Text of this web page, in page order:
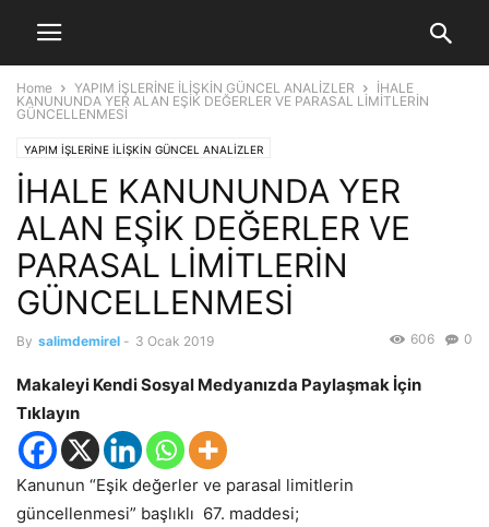
Home YAPIM İŞLERİNE İLİŞKİN GÜNCEL ANALİZLER
İHALE
KANUNUNDA YER ALAN EŞİK DEĞERLER VE PARASAL LİMİTLERİN
GÜNCELLENMESİ
YAPIM İŞLERİNE İLİŞKİN GÜNCEL ANALİZLER
İHALE KANUNUNDA YER
ALAN EŞİK DEĞERLER VE
PARASAL LİMİTLERİN
GÜNCELLENMESİ
By salimdemirel - 3 Ocak 2019 0
606
Makaleyi Kendi Sosyal Medyanızda Paylaşmak İçin
Tıklayın
Kanunun “Eşik değerler ve parasal limitlerin
güncellenmesi” başlıklı 67. maddesi;